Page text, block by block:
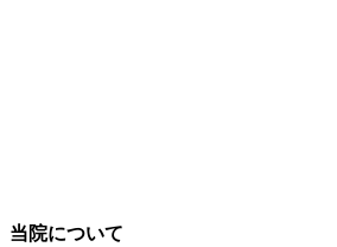
当院について